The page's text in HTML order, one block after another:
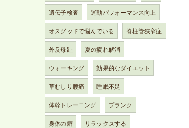
遺伝子検査 運動パフォーマンス向上
オスグッドで悩んでいる 脊柱管狭窄症
外反母趾 夏の疲れ解消
ウォーキング 効果的なダイエット
草むしり腰痛 睡眠不足
体幹トレーニング プランク
身体の癖 リラックスする